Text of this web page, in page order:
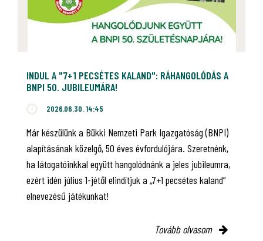
INDUL A "7+1 PECSÉTES KALAND": RÁHANGOLÓDÁS A
BNPI 50. JUBILEUMÁRA!
2026.06.30. 14:45
Már készülünk a Bükki Nemzeti Park Igazgatóság (BNPI)
alapításának közelgő, 50 éves évfordulójára. Szeretnénk,
ha látogatóinkkal együtt hangolódnánk a jeles jubileumra,
ezért idén július 1-jétől elindítjuk a „7+1 pecsétes kaland”
elnevezésű játékunkat!
Tovább olvasom